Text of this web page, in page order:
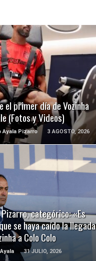
el primer día de Vozinha
(Fotos y Videos)
Ayala Pizarro 3 AGOSTO, 2026
LEER MÁS
categórico: «Es
se haya caído la llegada
a Colo Colo
31 JULIO, 2026
LEER MÁS